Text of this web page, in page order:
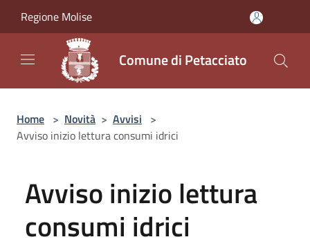
Regione Molise
Comune di Petacciato
Home > Novità > Avvisi >
Avviso inizio lettura consumi idrici
Avviso inizio lettura
consumi idrici